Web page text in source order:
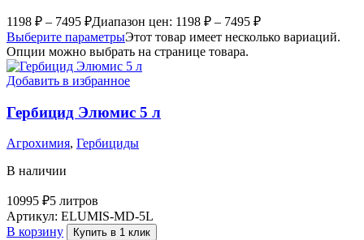
1198 ₽ – 7495 ₽Диапазон цен: 1198 ₽ – 7495 ₽
Выберите параметрыЭтот товар имеет несколько вариаций.
Опции можно выбрать на странице товара.
Добавить в избранное
Гербицид Элюмис 5 л
Агрохимия, Гербициды
В наличии
10995 ₽5 литров
Артикул: ELUMIS-MD-5L
В корзину
Купить в 1 клик